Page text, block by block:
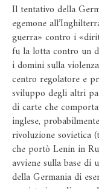
Il tentativo della
egemone
guerra» contro i
fu la lotta contro un
i domini sulla
centro regolatore e
sviluppo degli altri
di carte che
inglese,
rivoluzione sovietica
che portò Lenin in
avviene sulla base di
della Germania di